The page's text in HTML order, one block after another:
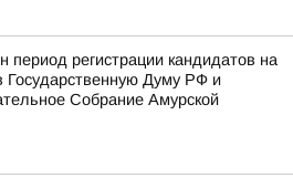
период регистрации кандидатов на
Государственную Думу РФ и
Собрание Амурской